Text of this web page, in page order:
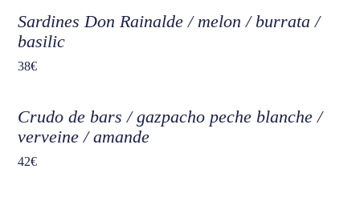
Sardines Don Rainalde / melon / burrata /
basilic
38€
Crudo de bars / gazpacho peche blanche /
verveine / amande
42€